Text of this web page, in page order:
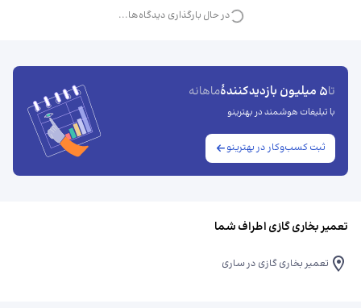
در حال بارگذاری دیدگاه‌ها...
تا5 میلیون بازدیدکنندهٔ ماهانه
با تبلیغات هوشمند در بهترینو
ثبت کسب‌وکار در بهترینو
تعمیر بخاری گازی اطراف شما
تعمیر بخاری گازی در ساری